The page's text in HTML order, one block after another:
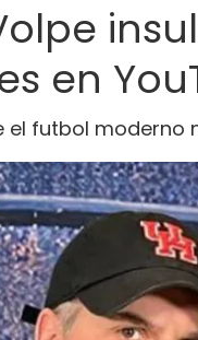
en
el futbol